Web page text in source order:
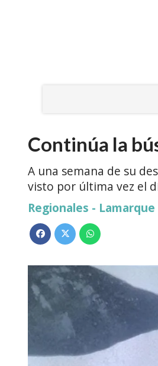
Continúa la
A una semana de su
visto por última vez el
Regionales - Lamarque